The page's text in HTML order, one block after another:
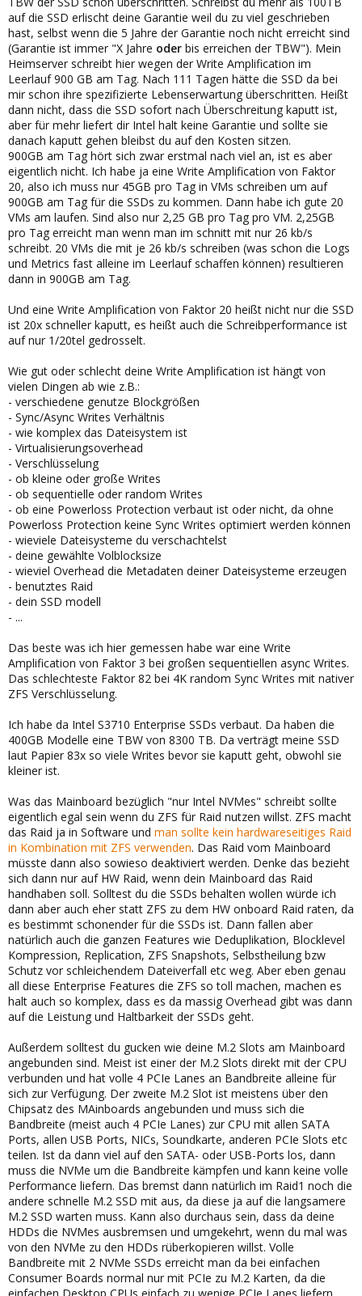
auf die SSD erlischt deine Garantie weil du zu viel geschrieben
hast, selbst wenn die 5 Jahre der Garantie noch nicht erreicht sind
(Garantie ist immer "X Jahre oder bis erreichen der TBW"). Mein
Heimserver schreibt hier wegen der Write Amplification im
Leerlauf 900 GB am Tag. Nach 111 Tagen hätte die SSD da bei
mir schon ihre spezifizierte Lebenserwartung überschritten. Heißt
dann nicht, dass die SSD sofort nach Überschreitung kaputt ist,
aber für mehr liefert dir Intel halt keine Garantie und sollte sie
danach kaputt gehen bleibst du auf den Kosten sitzen.
900GB am Tag hört sich zwar erstmal nach viel an, ist es aber
eigentlich nicht. Ich habe ja eine Write Amplification von Faktor
20, also ich muss nur 45GB pro Tag in VMs schreiben um auf
900GB am Tag für die SSDs zu kommen. Dann habe ich gute 20
VMs am laufen. Sind also nur 2,25 GB pro Tag pro VM. 2,25GB
pro Tag erreicht man wenn man im schnitt mit nur 26 kb/s
schreibt. 20 VMs die mit je 26 kb/s schreiben (was schon die Logs
und Metrics fast alleine im Leerlauf schaffen können) resultieren
dann in 900GB am Tag.
Und eine Write Amplification von Faktor 20 heißt nicht nur die SSD
ist 20x schneller kaputt, es heißt auch die Schreibperformance ist
auf nur 1/20tel gedrosselt.
Wie gut oder schlecht deine Write Amplification ist hängt von
vielen Dingen ab wie z.B.:
- verschiedene genutze Blockgrößen
- Sync/Async Writes Verhältnis
- wie komplex das Dateisystem ist
- Virtualisierungsoverhead
- Verschlüsselung
- ob kleine oder große Writes
- ob sequentielle oder random Writes
- ob eine Powerloss Protection verbaut ist oder nicht, da ohne
Powerloss Protection keine Sync Writes optimiert werden können
- wieviele Dateisysteme du verschachtelst
- deine gewählte Volblocksize
- wieviel Overhead die Metadaten deiner Dateisysteme erzeugen
- benutztes Raid
- dein SSD modell
- ...
Das beste was ich hier gemessen habe war eine Write
Amplification von Faktor 3 bei großen sequentiellen async Writes.
Das schlechteste Faktor 82 bei 4K random Sync Writes mit nativer
ZFS Verschlüsselung.
Ich habe da Intel S3710 Enterprise SSDs verbaut. Da haben die
400GB Modelle eine TBW von 8300 TB. Da verträgt meine SSD
laut Papier 83x so viele Writes bevor sie kaputt geht, obwohl sie
kleiner ist.
Was das Mainboard bezüglich "nur Intel NVMes" schreibt sollte
eigentlich egal sein wenn du ZFS für Raid nutzen willst. ZFS macht
das Raid ja in Software und man sollte kein hardwareseitiges Raid
in Kombination mit ZFS verwenden. Das Raid vom Mainboard
müsste dann also sowieso deaktiviert werden. Denke das bezieht
sich dann nur auf HW Raid, wenn dein Mainboard das Raid
handhaben soll. Solltest du die SSDs behalten wollen würde ich
dann aber auch eher statt ZFS zu dem HW onboard Raid raten, da
es bestimmt schonender für die SSDs ist. Dann fallen aber
natürlich auch die ganzen Features wie Deduplikation, Blocklevel
Kompression, Replication, ZFS Snapshots, Selbstheilung bzw
Schutz vor schleichendem Dateiverfall etc weg. Aber eben genau
all diese Enterprise Features die ZFS so toll machen, machen es
halt auch so komplex, dass es da massig Overhead gibt was dann
auf die Leistung und Haltbarkeit der SSDs geht.
Außerdem solltest du gucken wie deine M.2 Slots am Mainboard
angebunden sind. Meist ist einer der M.2 Slots direkt mit der CPU
verbunden und hat volle 4 PCIe Lanes an Bandbreite alleine für
sich zur Verfügung. Der zweite M.2 Slot ist meistens über den
Chipsatz des MAinboards angebunden und muss sich die
Bandbreite (meist auch 4 PCIe Lanes) zur CPU mit allen SATA
Ports, allen USB Ports, NICs, Soundkarte, anderen PCIe Slots etc
teilen. Ist da dann viel auf den SATA- oder USB-Ports los, dann
muss die NVMe um die Bandbreite kämpfen und kann keine volle
Performance liefern. Das bremst dann natürlich im Raid1 noch die
andere schnelle M.2 SSD mit aus, da diese ja auf die langsamere
M.2 SSD warten muss. Kann also durchaus sein, dass da deine
HDDs die NVMes ausbremsen und umgekehrt, wenn du mal was
von den NVMe zu den HDDs rüberkopieren willst. Volle
Bandbreite mit 2 NVMe SSDs erreicht man da bei einfachen
Consumer Boards normal nur mit PCIe zu M.2 Karten, da die